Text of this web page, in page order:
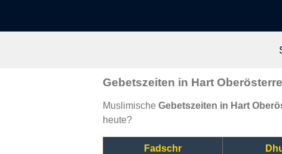
Gebetszeiten in Hart
Muslimische Gebetszeiten in Hart
heute?
Fadschr